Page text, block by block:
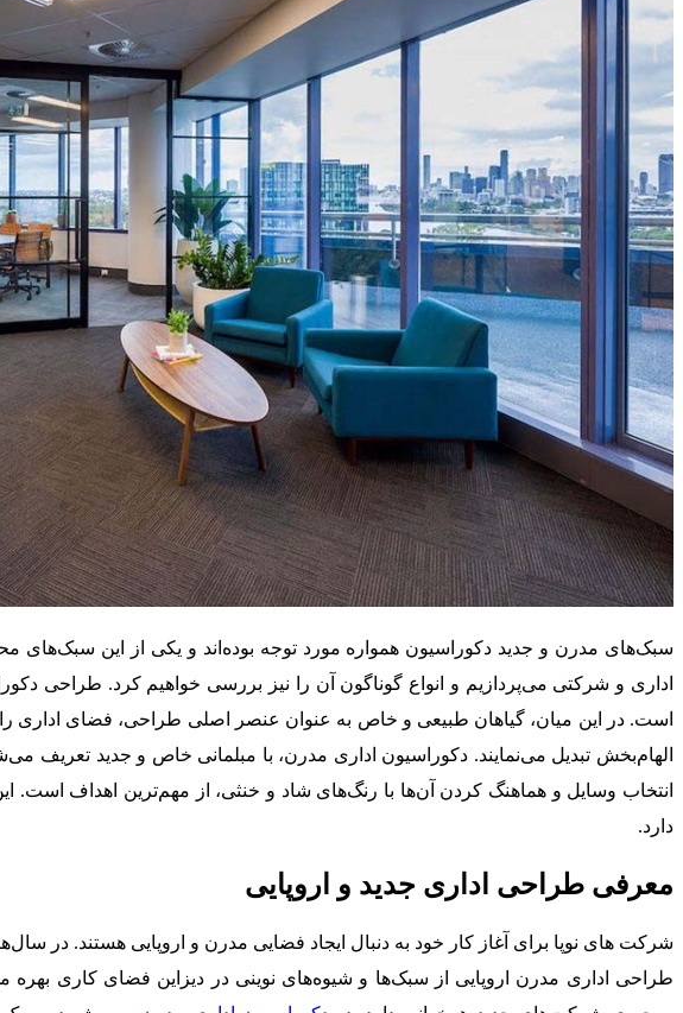
سبک‌های مدرن و جدید دکوراسیون همواره مورد توجه بوده‌اند و یکی از این
است. در این میان، گیاهان طبیعی و خاص به عنوان عنصر اصلی طراحی، فضای اداری
انتخاب وسایل و هماهنگ کردن آن‌ها با رنگ‌های شاد و خنثی، از مهم‌ترین اهداف است.
دارد.
معرفی طراحی اداری جدید و اروپایی
شرکت های نوپا برای آغاز کار خود به دنبال ایجاد فضایی مدرن و اروپایی هستند. در
طراحی اداری مدرن اروپایی از سبک‌ها و شیوه‌های نوینی در دیزاین فضای کاری بهره